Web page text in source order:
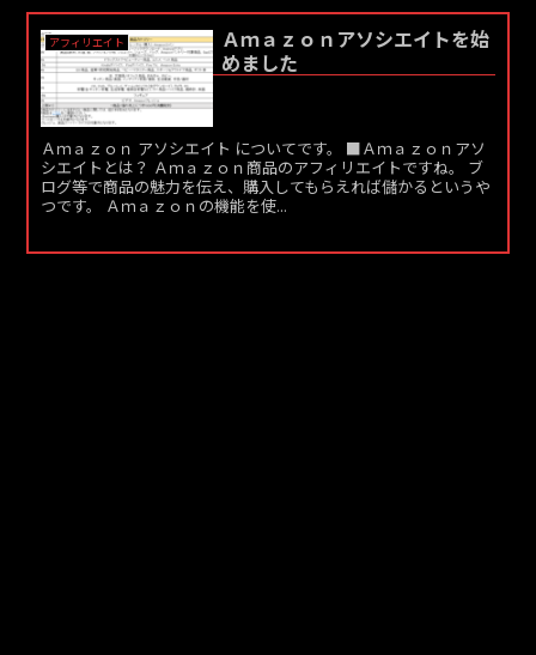
アフィリエイト
Ａｍａｚｏｎアソシエイトを始
めました
Ａｍａｚｏｎ アソシエイト についてです。 ■Ａｍａｚｏｎアソ
シエイトとは？ Ａｍａｚｏｎ商品のアフィリエイトですね。 ブ
ログ等で商品の魅力を伝え、購入してもらえれば儲かるというや
つです。 Ａｍａｚｏｎの機能を使...